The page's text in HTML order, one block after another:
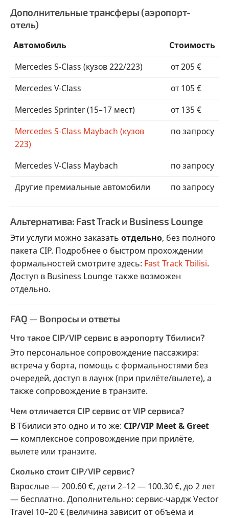
Дополнительные трансферы (аэропорт-
отель)
Автомобиль
Стоимость
Mercedes S-Class (кузов 222/223)
от 205 €
Mercedes V-Class
от 105 €
Mercedes Sprinter (15–17 мест)
от 135 €
Mercedes S-Class Maybach (кузов
223)
по запросу
Mercedes V-Class Maybach
по запросу
Другие премиальные автомобили
по запросу
Альтернатива: Fast Track и Business Lounge
Эти услуги можно заказать отдельно, без полного
пакета CIP. Подробнее о быстром прохождении
формальностей смотрите здесь: Fast Track Tbilisi.
Доступ в Business Lounge также возможен
отдельно.
FAQ — Вопросы и ответы
Что такое CIP/VIP сервис в аэропорту Тбилиси?
Это персональное сопровождение пассажира:
встреча у борта, помощь с формальностями без
очередей, доступ в лаунж (при прилёте/вылете), а
также сопровождение в транзите.
Чем отличается CIP сервис от VIP сервиса?
В Тбилиси это одно и то же: CIP/VIP Meet & Greet
— комплексное сопровождение при прилёте,
вылете или транзите.
Сколько стоит CIP/VIP сервис?
Взрослые — 200.60 €, дети 2–12 — 100.30 €, до 2 лет
— бесплатно. Дополнительно: сервис-чардж Vector
Travel 10–20 € (величина зависит от объёма и